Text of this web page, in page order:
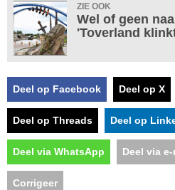
ZIE OOK
Wel of geen
'Toverland
Deel op Facebook Deel op X
Deel op Threads Deel op
Deel via WhatsApp Deel via e-
Corrigeer